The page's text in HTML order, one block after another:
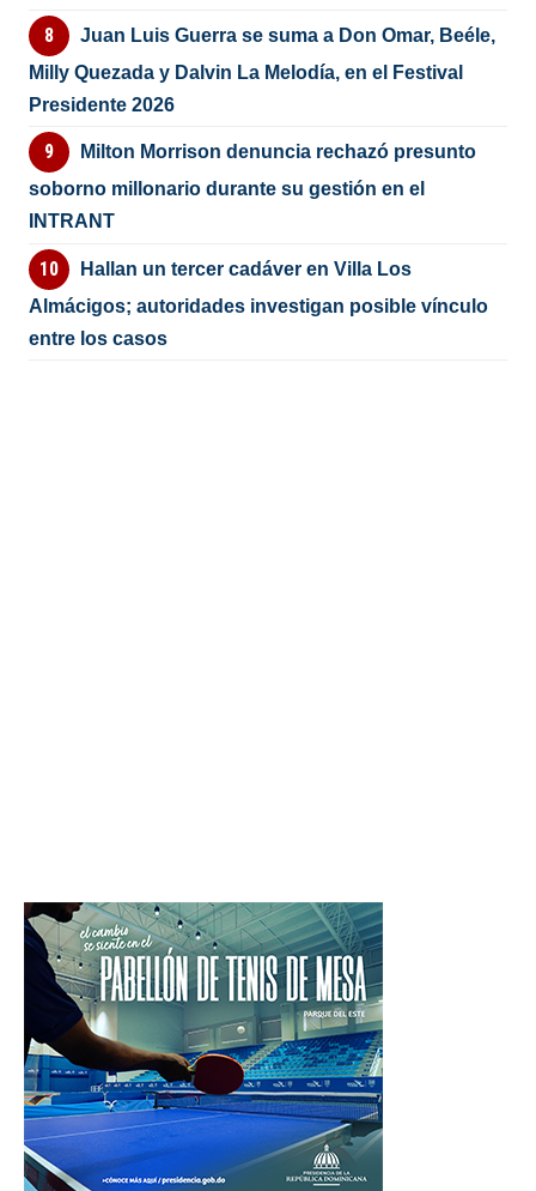
Juan Luis Guerra se suma a Don Omar, Beéle,
Milly Quezada y Dalvin La Melodía, en el Festival
Presidente 2026
Milton Morrison denuncia rechazó presunto
soborno millonario durante su gestión en el
INTRANT
Hallan un tercer cadáver en Villa Los
Almácigos; autoridades investigan posible vínculo
entre los casos